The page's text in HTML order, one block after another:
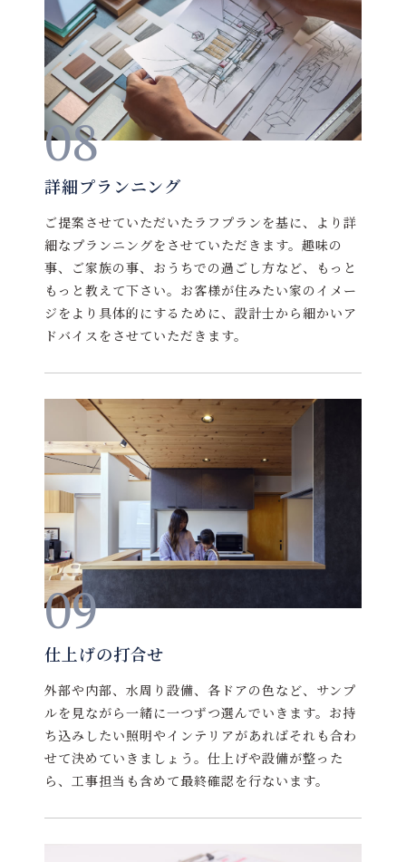
08
詳細プランニング
ご提案させていただいたラフプランを基に、より詳
細なプランニングをさせていただきます。趣味の
事、ご家族の事、おうちでの過ごし方など、もっと
もっと教えて下さい。お客様が住みたい家のイメー
ジをより具体的にするために、設計士から細かいア
ドバイスをさせていただきます。
09
仕上げの打合せ
外部や内部、水周り設備、各ドアの色など、サンプ
ルを見ながら一緒に一つずつ選んでいきます。お持
ち込みしたい照明やインテリアがあればそれも合わ
せて決めていきましょう。仕上げや設備が整った
ら、工事担当も含めて最終確認を行ないます。